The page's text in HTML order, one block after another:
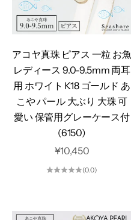
アコヤ真珠 ピアス 一粒 お魚
レディース 9.0-9.5mm 両耳
用 ホワイト K18 ゴールド あ
こや パール 大ぶり 大珠 可
愛い 保管用グレーケース付
(6150)
セール価格
¥10,450
(0.0)